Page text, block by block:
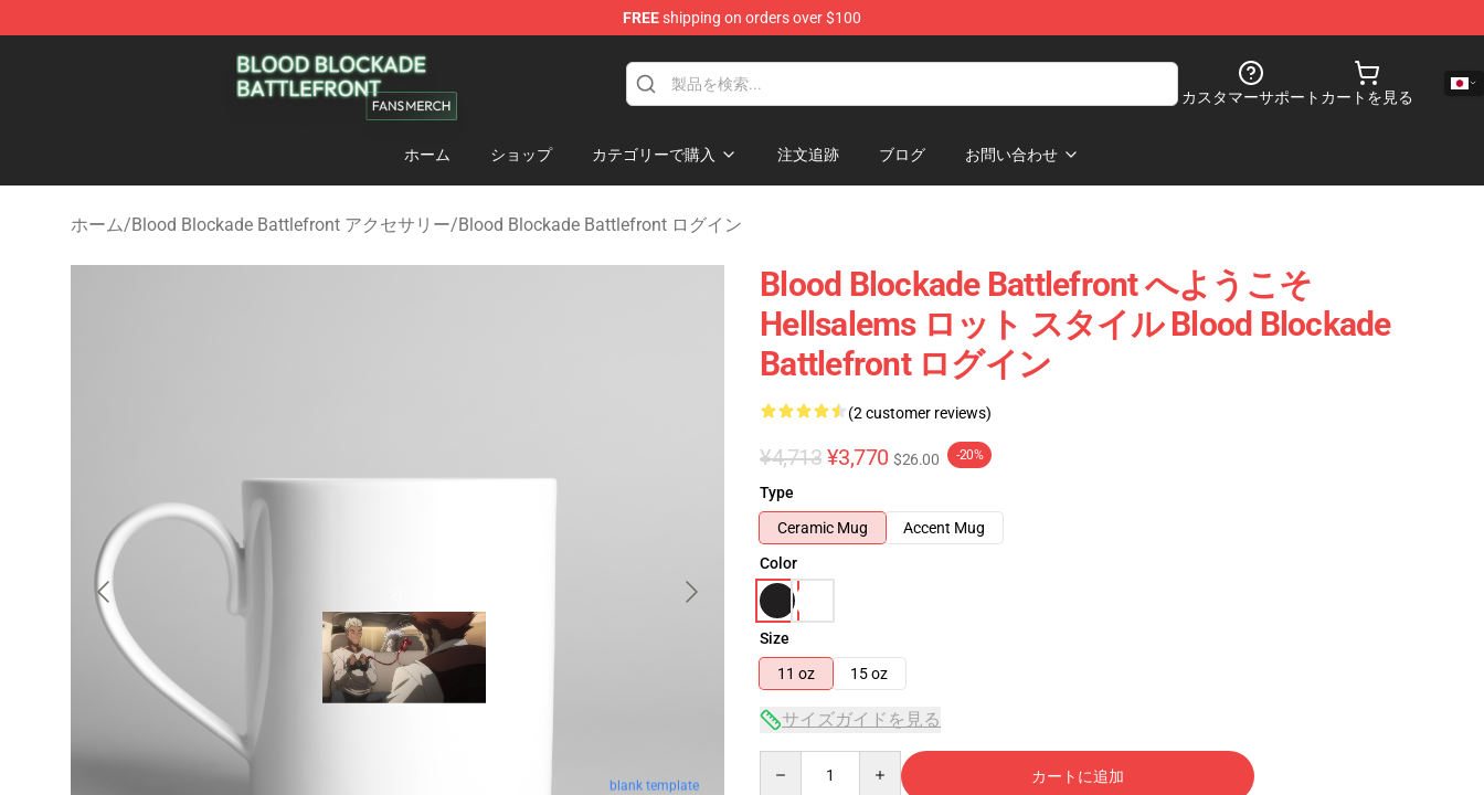
FREEshipping on orders over $100
Blood Blockade Battlefront Shop - Official Blood Blockade Battlefront Merchandise Store
カスタマーサポート カートを見る
ホーム ショップ カテゴリーで購入 注文追跡 ブログ お問い合わせ
ホーム/Blood Blockade Battlefront アクセサリー/Blood Blockade Battlefront ログイン
blank template
Blood Blockade Battlefront へようこそ
Hellsalems ロット スタイル Blood Blockade
Battlefront ログイン
(2 customer reviews)
¥4,713 ¥3,770 $26.00 -20%
Type
Ceramic Mug
Accent Mug
Color
Size
11 oz
15 oz
サイズガイドを見る
カートに追加